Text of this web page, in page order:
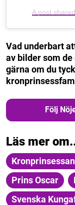
A post
Vad underbart
av bilder som
gärna om du
Följ
Läs mer
Prins Oscar
Svenska